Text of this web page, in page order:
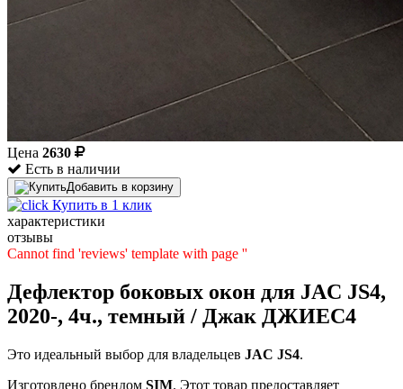
Цена 2630
Есть в наличии
Добавить в корзину
Купить в 1 клик
характеристики
отзывы
Cannot find 'reviews' template with page ''
Дефлектор боковых окон для JAC JS4,
2020-, 4ч., темный / Джак ДЖИЕС4
Это идеальный выбор для владельцев JAC JS4.
Изготовлено брендом SIM. Этот товар предоставляет